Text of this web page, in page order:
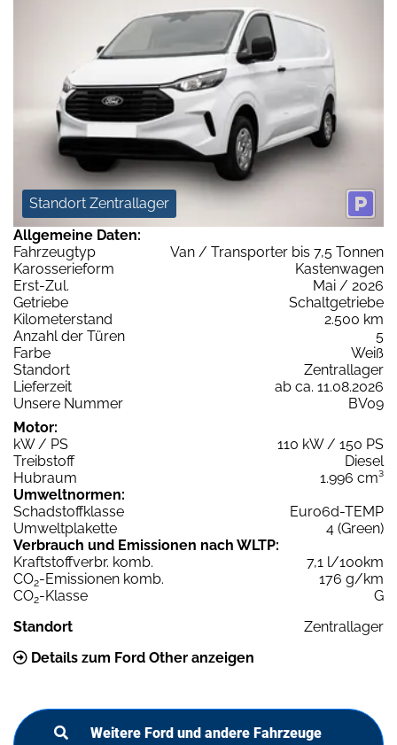
Standort Zentrallager
Allgemeine Daten:
Fahrzeugtyp
Van / Transporter bis 7,5 Tonnen
Karosserieform
Kastenwagen
Erst-Zul.
Mai / 2026
Getriebe
Schaltgetriebe
Kilometerstand
2.500 km
Anzahl der Türen
5
Farbe
Weiß
Standort
Zentrallager
Lieferzeit
ab ca. 11.08.2026
Unsere Nummer
BV09
Motor:
kW / PS
110 kW / 150 PS
Treibstoff
Diesel
Hubraum
1.996 cm³
Umweltnormen:
Schadstoffklasse
Euro6d-TEMP
Umweltplakette
4 (Green)
Verbrauch und Emissionen nach WLTP:
Kraftstoffverbr. komb.
7,1 l/100km
CO2-Emissionen komb.
176 g/km
CO2-Klasse
G
Standort
Zentrallager
Details zum Ford Other anzeigen
Weitere Ford und andere Fahrzeuge